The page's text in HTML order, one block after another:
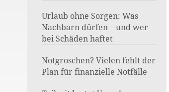
Urlaub ohne Sorgen: Was
Nachbarn dürfen – und wer
bei Schäden haftet
Notgroschen? Vielen fehlt der
Plan für finanzielle Notfälle